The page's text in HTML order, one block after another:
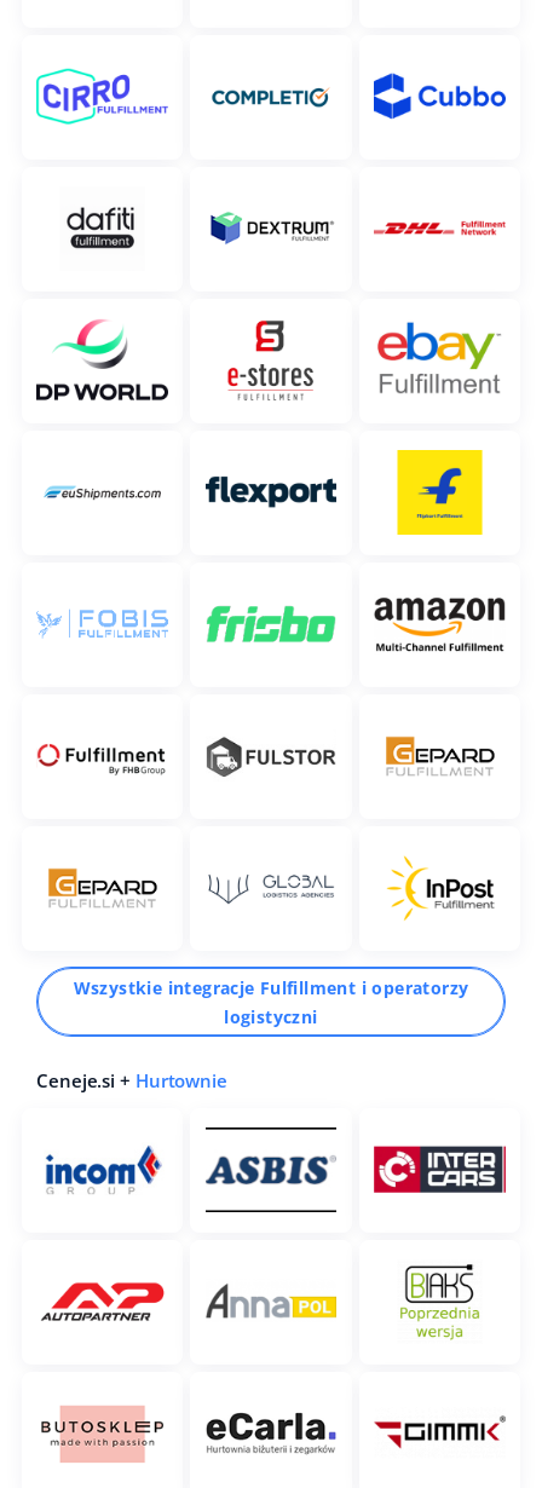
Wszystkie integracje Fulfillment i operatorzy
logistyczni
Ceneje.si + Hurtownie